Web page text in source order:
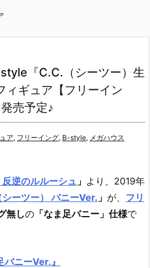
style『C.C.（シーツー）生
ィギュア【フリーイン
売予定♪
ア, フリーイング, B-style, メガハウス
逆のルルーシュ 」 より、2019年
ーツー） バニーVer. 」 が、 フリ
無しの 「なま足バニー」仕様で
ニーVer.』